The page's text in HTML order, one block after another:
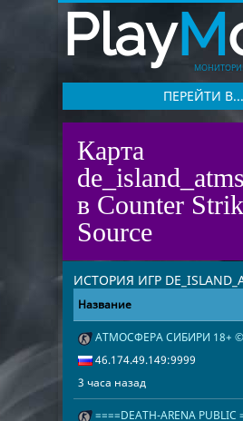
PlayM
ПЕРЕЙТИ В...
Карта
в Counter
Source
ИСТОРИЯ ИГР
Название
АТМОСФЕРА СИБИРИ 18+ ©
46.174.49.149:9999
3 часа назад
====DEATH-ARENA PUBLIC